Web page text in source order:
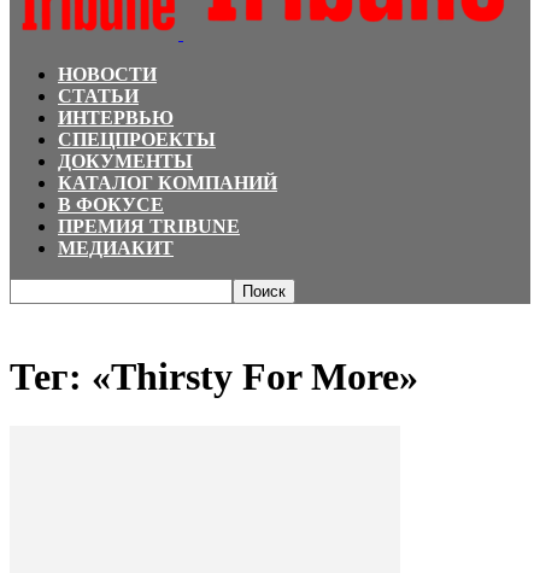
НОВОСТИ
СТАТЬИ
ИНТЕРВЬЮ
СПЕЦПРОЕКТЫ
ДОКУМЕНТЫ
КАТАЛОГ КОМПАНИЙ
В ФОКУСЕ
ПРЕМИЯ TRIBUNE
МЕДИАКИТ
Тег: «Thirsty For More»